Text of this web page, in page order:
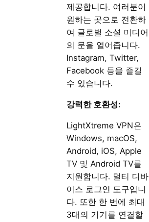
제공합니다. 여러분이
원하는 곳으로 전환하
여 글로벌 소셜 미디어
의 문을 열어줍니다.
Instagram, Twitter,
Facebook 등을 즐길
수 있습니다.
강력한 호환성:
LightXtreme VPN은
Windows, macOS,
Android, iOS, Apple
TV 및 Android TV를
지원합니다. 멀티 디바
이스 로그인 도구입니
다. 또한 한 번에 최대
3대의 기기를 연결할